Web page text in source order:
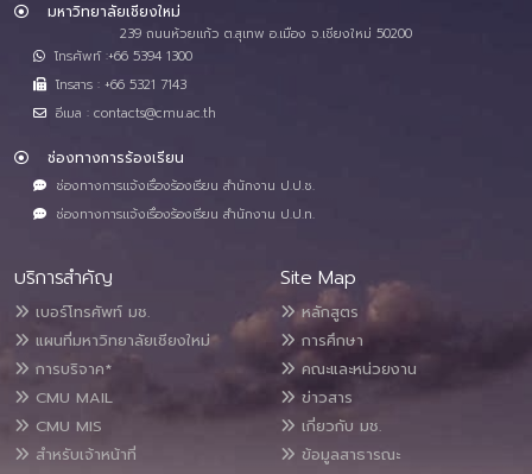
มหาวิทยาลัยเชียงใหม่
239 ถนนห้วยแก้ว ต.สุเทพ อ.เมือง จ.เชียงใหม่ 50200
โทรศัพท์ :+66 5394 1300
โทรสาร : +66 5321 7143
อีเมล : contacts@cmu.ac.th
ช่องทางการร้องเรียน
ช่องทางการแจ้งเรื่องร้องเรียน สำนักงาน ป.ป.ช.
ช่องทางการแจ้งเรื่องร้องเรียน สำนักงาน ป.ป.ท.
บริการสำคัญ
เบอร์โทรศัพท์ มช.
แผนที่มหาวิทยาลัยเชียงใหม่
การบริจาค*
CMU MAIL
CMU MIS
สำหรับเจ้าหน้าที่
Site Map
หลักสูตร
การศึกษา
คณะและหน่วยงาน
ข่าวสาร
เกี่ยวกับ มช.
ข้อมูลสาธารณะ